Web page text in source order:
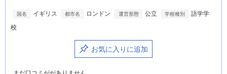
国名 イギリス 都市名 ロンドン 運営形態 公立 学校種別
語学学
校
お気に入りに追加
まだ口コミががありません。